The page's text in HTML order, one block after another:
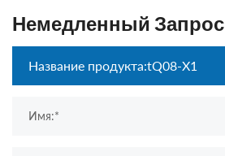
Немедленный Запрос